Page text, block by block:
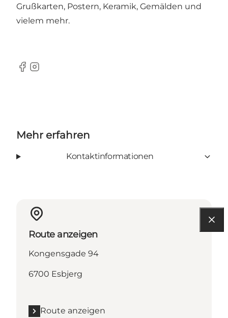
Grußkarten, Postern, Keramik, Gemälden und
vielem mehr.
Facebook
Instagram
Mehr erfahren
Kontaktinformationen
Route anzeigen
Kongensgade 94
6700 Esbjerg
Route anzeigen